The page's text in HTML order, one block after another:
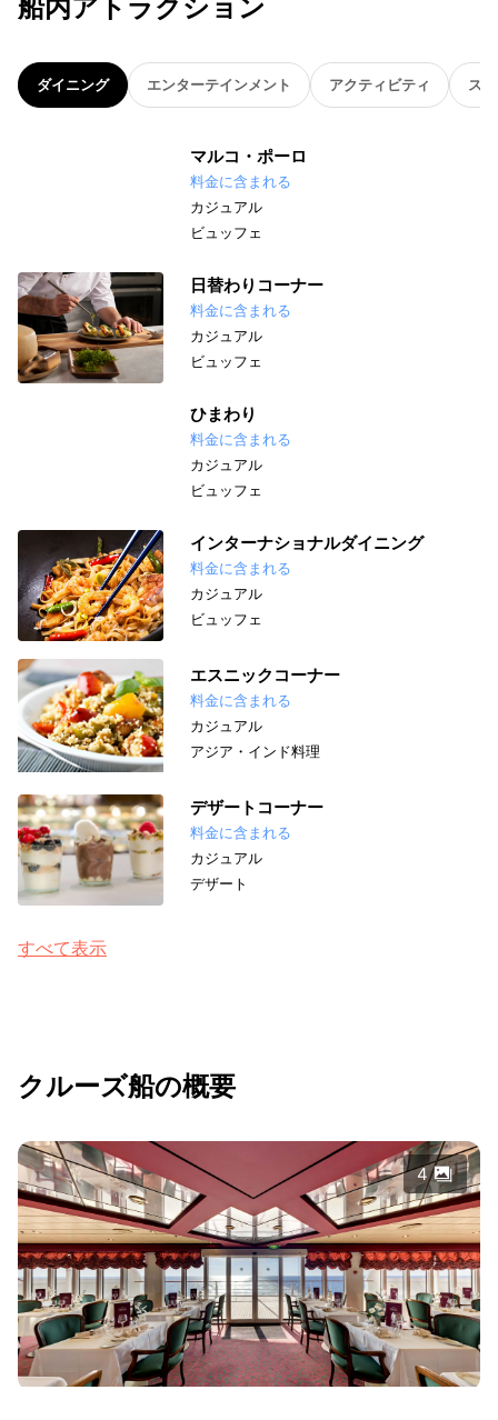
船内アトラクション
ダイニング エンターテインメント アクティビティ ス
マルコ・ポーロ
料金に含まれる
カジュアル
ビュッフェ
日替わりコーナー
料金に含まれる
カジュアル
ビュッフェ
ひまわり
料金に含まれる
カジュアル
ビュッフェ
インターナショナルダイニング
料金に含まれる
カジュアル
ビュッフェ
エスニックコーナー
料金に含まれる
カジュアル
アジア・インド料理
デザートコーナー
料金に含まれる
カジュアル
デザート
すべて表示
クルーズ船の概要
4